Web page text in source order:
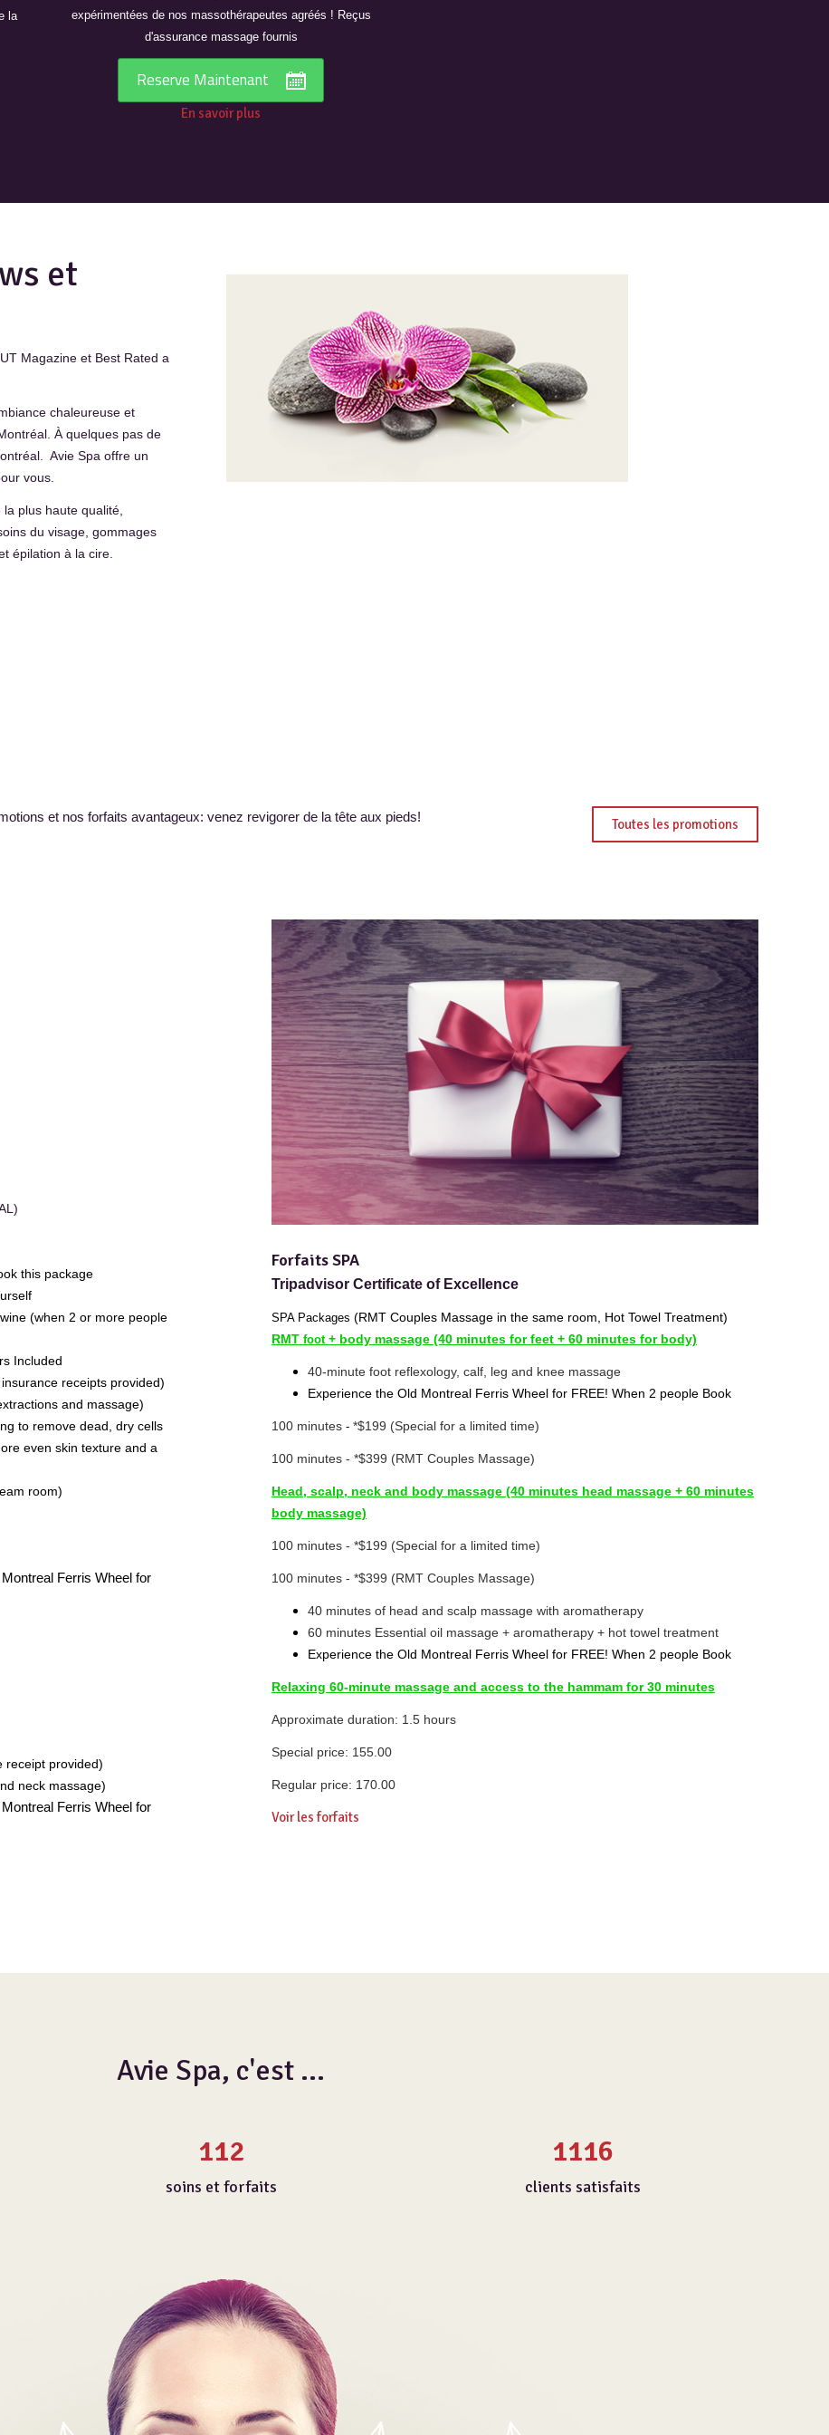
la
expérimentées de nos massothérapeutes agréés ! Reçus
d'assurance massage fournis
Reserve Maintenant
En savoir plus
et
Magazine et Best Rated a
chaleureuse et
À quelques pas de
éal. Avie Spa offre un
vous.
plus haute qualité,
du visage, gommages
épilation à la cire.
et nos forfaits avantageux: venez revigorer de la tête aux pieds! Toutes les promotions
this package
(when 2 or more people
Included
receipts provided)
and massage)
to remove dead, dry cells
even skin texture and a
room)
Ferris Wheel for
receipt provided)
neck massage)
Ferris Wheel for
Forfaits SPA
Tripadvisor Certificate of Excellence
SPA Packages (RMT Couples Massage in the same room, Hot Towel Treatment)
RMT foot + body massage (40 minutes for feet + 60 minutes for body)
40-minute foot reflexology, calf, leg and knee massage
Experience the Old Montreal Ferris Wheel for FREE! When 2 people Book
100 minutes - *$199 (Special for a limited time)
100 minutes - *$399 (RMT Couples Massage)
Head, scalp, neck and body massage (40 minutes head massage + 60 minutes
body massage)
100 minutes - *$199 (Special for a limited time)
100 minutes - *$399 (RMT Couples Massage)
40 minutes of head and scalp massage with aromatherapy
60 minutes Essential oil massage + aromatherapy + hot towel treatment
Experience the Old Montreal Ferris Wheel for FREE! When 2 people Book
Relaxing 60-minute massage and access to the hammam for 30 minutes
Approximate duration: 1.5 hours
Special price: 155.00
Regular price: 170.00
Voir les forfaits
Avie Spa, c'est ...
112
soins et forfaits
1116
clients satisfaits